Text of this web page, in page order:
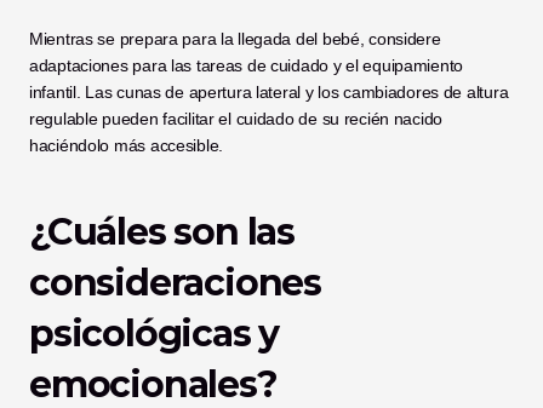
Mientras se prepara para la llegada del bebé, considere
adaptaciones para las tareas de cuidado y el equipamiento
infantil. Las cunas de apertura lateral y los cambiadores de altura
regulable pueden facilitar el cuidado de su recién nacido
haciéndolo más accesible.
¿Cuáles son las
consideraciones
psicológicas y
emocionales?